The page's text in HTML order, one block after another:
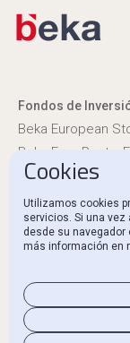
Fondos de
Beka European
Beka Euro Renta,
Canal Ético y
Cookies
Utilizamos cookies
servicios. Si una
desde su navegador
más información en